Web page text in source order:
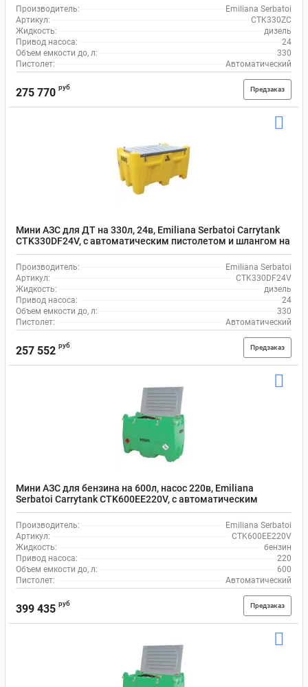
Производитель:
Emiliana Serbatoi
Артикул:
CTK330ZC
Жидкость:
дизель
Привод насоса:
24
Объем емкости до, л:
330
Пистолет:
Автоматический
275 770 руб Предзаказ
Мини АЗС для ДТ на 330л, 24в, Emiliana Serbatoi Carrytank
CTK330DF24V, с автоматическим пистолетом и шлангом на
4 м
Производитель:
Emiliana Serbatoi
Артикул:
CTK330DF24V
Жидкость:
дизель
Привод насоса:
24
Объем емкости до, л:
330
Пистолет:
Автоматический
257 552 руб Предзаказ
Мини АЗС для бензина на 600л, насос 220в, Emiliana
Serbatoi Carrytank CTK600EE220V, с автоматическим
пистолетом и шлангом на 4 м
Производитель:
Emiliana Serbatoi
Артикул:
CTK600EE220V
Жидкость:
бензин
Привод насоса:
220
Объем емкости до, л:
600
Пистолет:
Автоматический
399 435 руб Предзаказ